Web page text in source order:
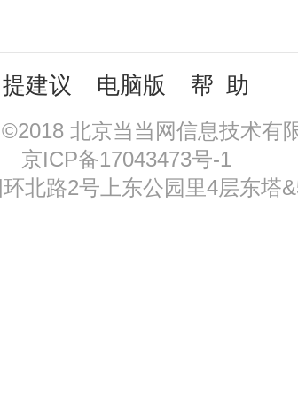
提建议 电脑版 帮 助
北京当当网信息技术有
京ICP备17043473号-1
北路2号上东公园里4层东塔